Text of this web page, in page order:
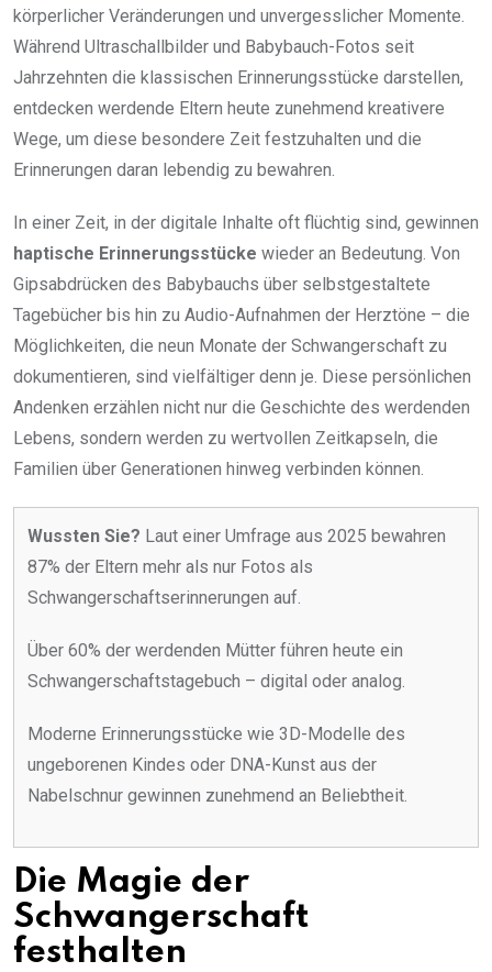
körperlicher Veränderungen und unvergesslicher Momente.
Während Ultraschallbilder und Babybauch-Fotos seit
Jahrzehnten die klassischen Erinnerungsstücke darstellen,
entdecken werdende Eltern heute zunehmend kreativere
Wege, um diese besondere Zeit festzuhalten und die
Erinnerungen daran lebendig zu bewahren.
In einer Zeit, in der digitale Inhalte oft flüchtig sind, gewinnen
haptische Erinnerungsstücke wieder an Bedeutung. Von
Gipsabdrücken des Babybauchs über selbstgestaltete
Tagebücher bis hin zu Audio-Aufnahmen der Herztöne – die
Möglichkeiten, die neun Monate der Schwangerschaft zu
dokumentieren, sind vielfältiger denn je. Diese persönlichen
Andenken erzählen nicht nur die Geschichte des werdenden
Lebens, sondern werden zu wertvollen Zeitkapseln, die
Familien über Generationen hinweg verbinden können.
Wussten Sie? Laut einer Umfrage aus 2025 bewahren
87% der Eltern mehr als nur Fotos als
Schwangerschaftserinnerungen auf.
Über 60% der werdenden Mütter führen heute ein
Schwangerschaftstagebuch – digital oder analog.
Moderne Erinnerungsstücke wie 3D-Modelle des
ungeborenen Kindes oder DNA-Kunst aus der
Nabelschnur gewinnen zunehmend an Beliebtheit.
Die Magie der
Schwangerschaft
festhalten